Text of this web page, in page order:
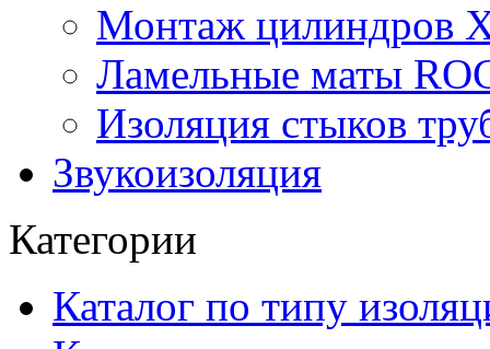
Монтаж цилиндров
Ламельные маты
Изоляция стыков
Звукоизоляция
Категории
Каталог по типу